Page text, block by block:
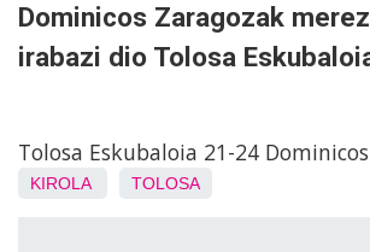
Dominicos Zaragozak
irabazi dio Tolosa
Tolosa Eskubaloia 21-24
KIROLA TOLOSA